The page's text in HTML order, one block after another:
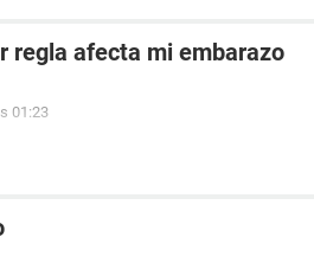
regla afecta mi embarazo
01:23